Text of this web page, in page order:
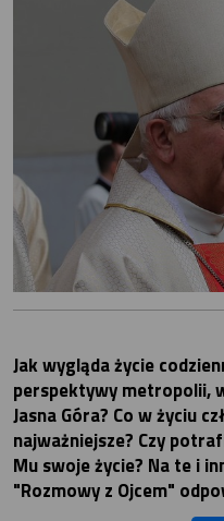
Jak wygląda życie
perspektywy metropolii,
Jasna Góra? Co w życiu
najważniejsze? Czy
Mu swoje życie? Na te i
"Rozmowy z Ojcem"